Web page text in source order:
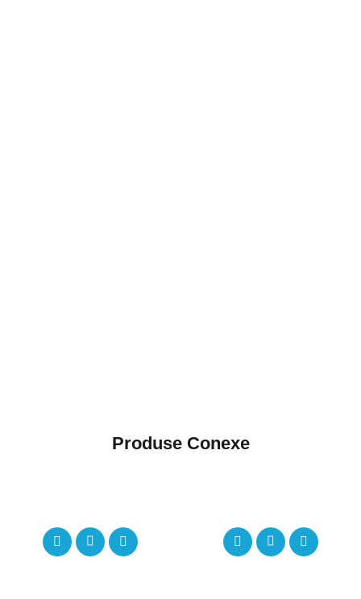
Produse Conexe